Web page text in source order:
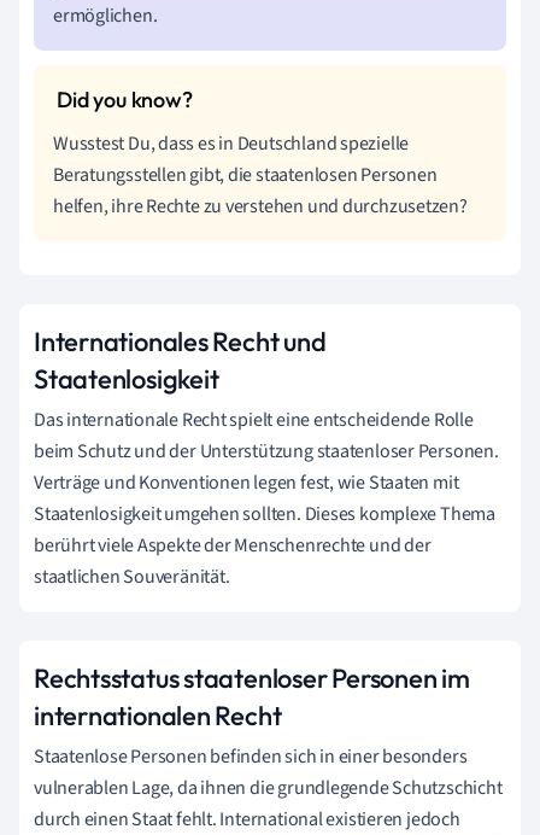
ermöglichen.
Wusstest Du, dass es in Deutschland spezielle
Beratungsstellen gibt, die staatenlosen Personen
helfen, ihre Rechte zu verstehen und durchzusetzen?
Internationales Recht und
Staatenlosigkeit
Das internationale Recht spielt eine entscheidende Rolle
beim Schutz und der Unterstützung staatenloser Personen.
Verträge und Konventionen legen fest, wie Staaten mit
Staatenlosigkeit umgehen sollten. Dieses komplexe Thema
berührt viele Aspekte der Menschenrechte und der
staatlichen Souveränität.
Rechtsstatus staatenloser Personen im
internationalen Recht
Staatenlose Personen befinden sich in einer besonders
vulnerablen Lage, da ihnen die grundlegende Schutzschicht
durch einen Staat fehlt. International existieren jedoch